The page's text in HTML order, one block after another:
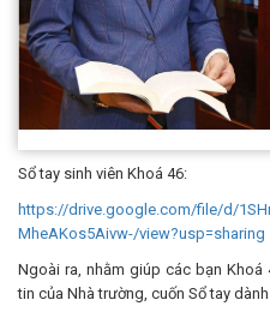
Sổ tay sinh viên Khoá 46:
https://drive.google.com/file/d/
MheAKos5Aivw-/view?usp=sharing
Ngoài ra, nhằm giúp các bạn
tin của Nhà trường, cuốn Sổ tay